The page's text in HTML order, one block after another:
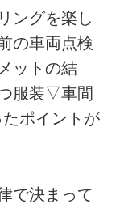
ングを楽し
の車両点検
ットの結
服装▽車間
ポイントが
で決まって